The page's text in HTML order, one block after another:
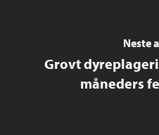
Neste
Grovt
måneders